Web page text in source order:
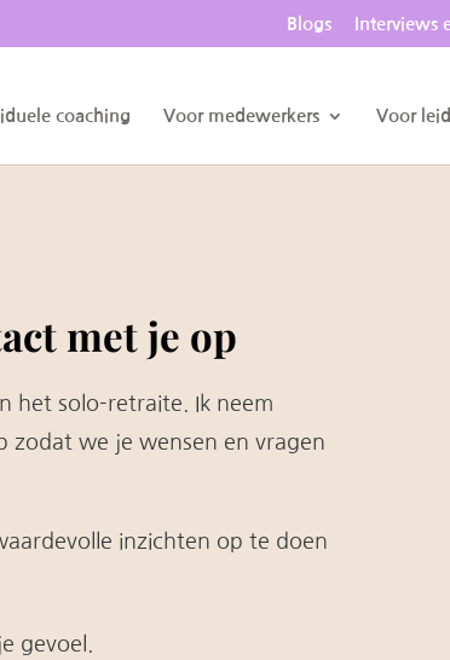
Blogs Interviews
coaching Voor medewerkers Voor
met je op
het solo-retraite. Ik neem
zodat we je wensen en vragen
inzichten op te doen
gevoel.